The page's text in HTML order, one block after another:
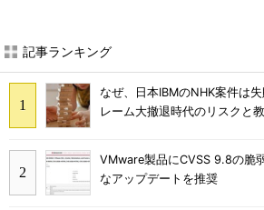
記事ランキング
なぜ、日本IBMのNHK案件は
レーム大撤退時代のリスクと
VMware製品にCVSS 9.8の
なアップデートを推奨